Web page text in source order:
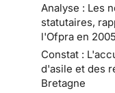
Analyse : Les
statutaires,
l'Ofpra en 2005
Constat :
d'asile et des
Bretagne